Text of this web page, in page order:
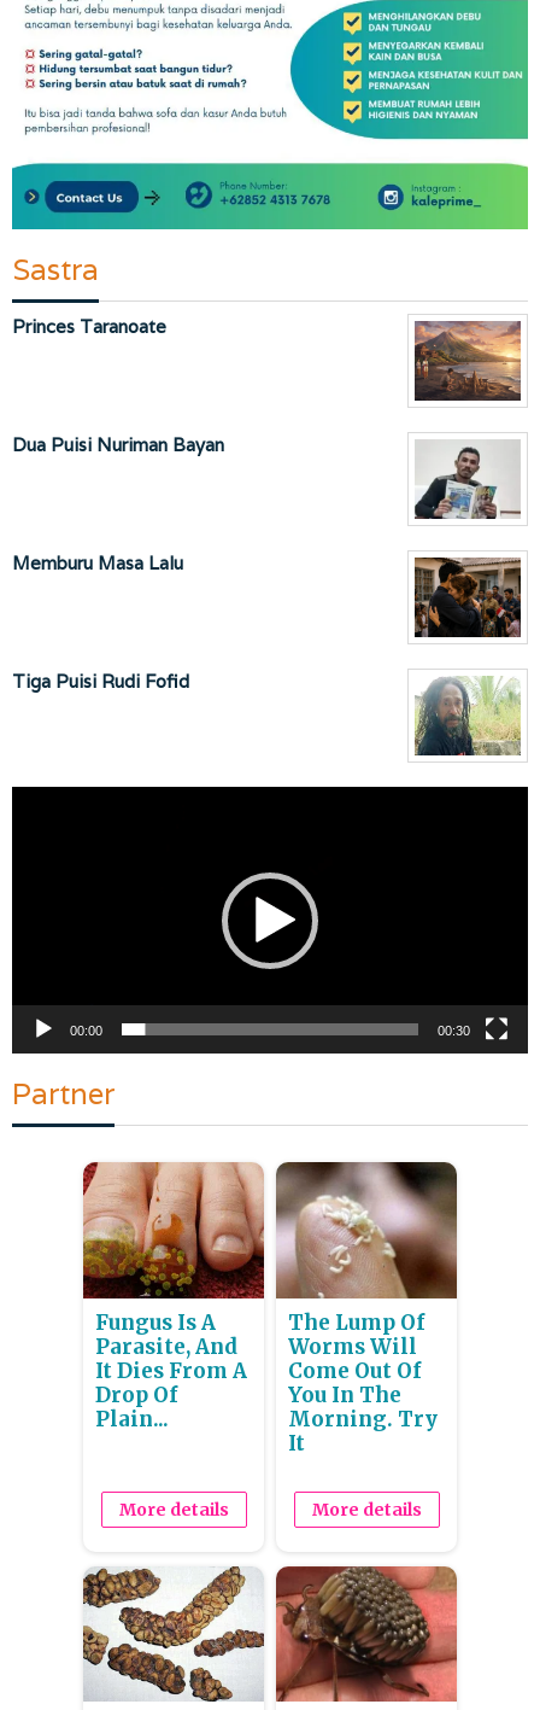
Sastra
Princes Taranoate
Dua Puisi Nuriman Bayan
Memburu Masa Lalu
Tiga Puisi Rudi Fofid
00:00 00:30
Partner
Fungus Is A
Parasite, And
It Dies From A
Drop Of
Plain...
More details
The Lump Of
Worms Will
Come Out Of
You In The
Morning. Try
It
More details